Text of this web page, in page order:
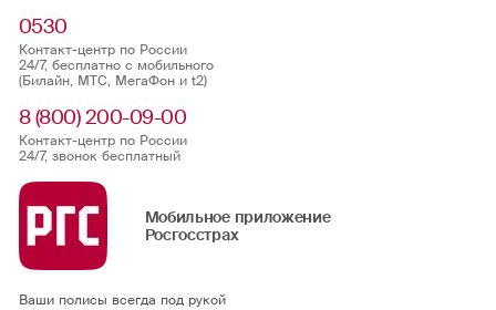
0530
Контакт-центр по России
24/7, бесплатно с мобильного
(Билайн, МТС, МегаФон и t2)
8 (800) 200-09-00
Контакт-центр по России
24/7, звонок бесплатный
Мобильное приложение
Росгосстрах
Ваши полисы всегда под рукой